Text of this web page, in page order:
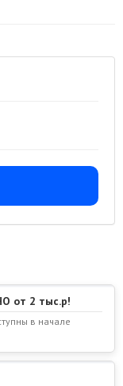
от 2 тыс.р!
в начале